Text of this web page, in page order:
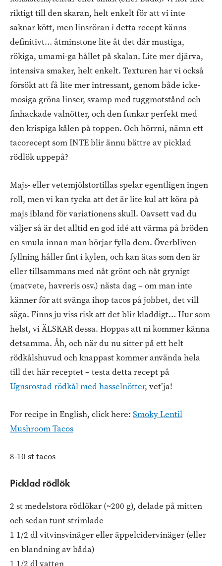
riktigt till den skaran, helt enkelt för att vi inte
saknar kött, men linsröran i detta recept känns
definitivt… åtminstone lite åt det där mustiga,
rökiga, umami-ga hållet på skalan. Lite mer djärva,
intensiva smaker, helt enkelt. Texturen har vi också
försökt att få lite mer intressant, genom både icke-
mosiga gröna linser, svamp med tuggmotstånd och
finhackade valnötter, och den funkar perfekt med
den krispiga kålen på toppen. Och hörrni, nämn ett
tacorecept som INTE blir ännu bättre av picklad
rödlök uppepå?
Majs- eller vetemjölstortillas spelar egentligen ingen
roll, men vi kan tycka att det är lite kul att köra på
majs ibland för variationens skull. Oavsett vad du
väljer så är det alltid en god idé att värma på bröden
en smula innan man börjar fylla dem. Överbliven
fyllning håller fint i kylen, och kan ätas som den är
eller tillsammans med nåt grönt och nåt grynigt
(matvete, havreris osv.) nästa dag – om man inte
känner för att svänga ihop tacos på jobbet, det vill
säga. Finns ju viss risk att det blir kladdigt… Hur som
helst, vi ÄLSKAR dessa. Hoppas att ni kommer känna
detsamma. Åh, och när du nu sitter på ett helt
rödkålshuvud och knappast kommer använda hela
till det här receptet – testa detta recept på
Ugnsrostad rödkål med hasselnötter, vet’ja!
For recipe in English, click here: Smoky Lentil
Mushroom Tacos
8-10 st tacos
Picklad rödlök
2 st medelstora rödlökar (~200 g), delade på mitten
och sedan tunt strimlade
1 1/2 dl vitvinsvinäger eller äppelcidervinäger (eller
en blandning av båda)